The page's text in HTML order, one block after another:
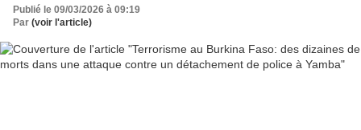
Publié le 09/03/2026 à 09:19
Par (voir l'article)